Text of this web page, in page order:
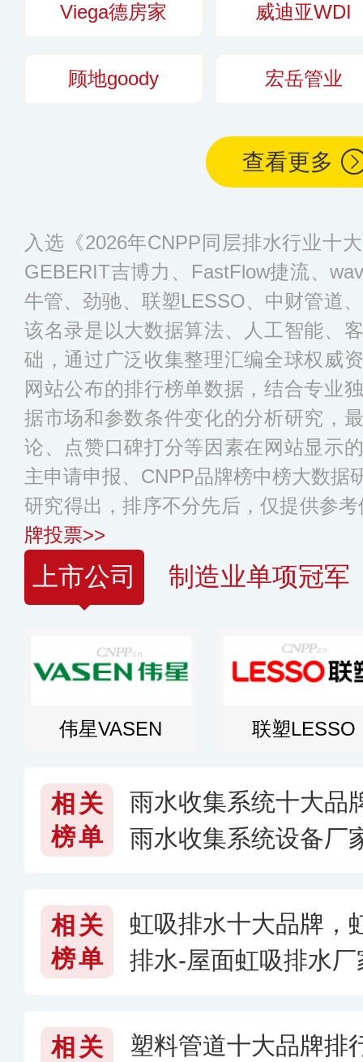
Viega德房家 威迪亚WDI
顾地goody 宏岳管业
查看更多
入选《2026年CNPP同层排水行业十
GEBERIT吉博力、FastFlow捷流、
牛管、劲驰、联塑LESSO、中财管道
该名录是以大数据算法、人工智能、
础，通过广泛收集整理汇编全球权威
网站公布的排行榜单数据，结合专业
据市场和参数条件变化的分析研究，
论、点赞口碑打分等因素在网站显示
主申请申报、CNPP品牌榜中榜大数据
研究得出，排序不分先后，仅提供参
牌投票>>
上市公司 制造业单项冠军
伟星VASEN 联塑LESSO
相关
榜单
雨水收集系统十大品
雨水收集系统设备厂
相关
榜单
虹吸排水十大品牌，
排水-屋面虹吸排水
相关
塑料管道十大品牌排